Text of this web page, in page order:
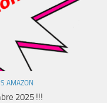
AMAZON
2025 !!!